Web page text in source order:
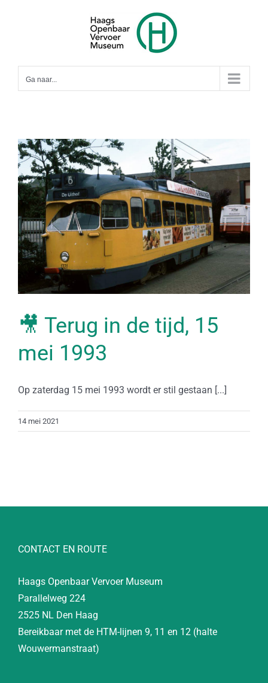
Ga naar...
🎥 Terug in de tijd, 15
mei 1993
Op zaterdag 15 mei 1993 wordt er stil gestaan [...]
14 mei 2021
CONTACT EN ROUTE
Haags Openbaar Vervoer Museum
Parallelweg 224
2525 NL Den Haag
Bereikbaar met de HTM-lijnen 9, 11 en 12 (halte
Wouwermanstraat)